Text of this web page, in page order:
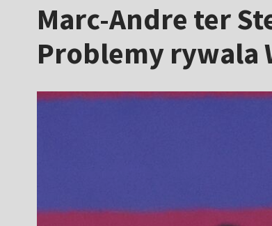
Marc-Andre ter
Problemy rywala